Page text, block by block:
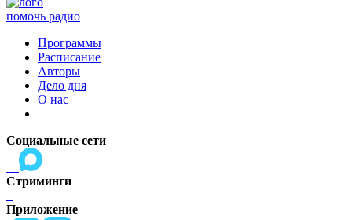
помочь радио
Программы
Расписание
Авторы
Дело дня
О нас
Социальные сети
Стриминги
Приложение